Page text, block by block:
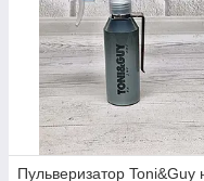
Пульверизатор Toni&Guy